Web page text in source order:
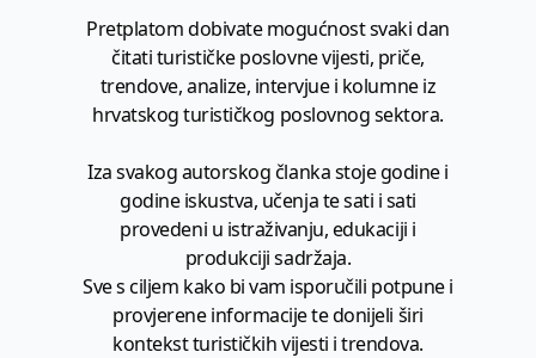
Pretplatom dobivate mogućnost svaki dan
čitati turističke poslovne vijesti, priče,
trendove, analize, intervjue i kolumne iz
hrvatskog turističkog poslovnog sektora.
Iza svakog autorskog članka stoje godine i
godine iskustva, učenja te sati i sati
provedeni u istraživanju, edukaciji i
produkciji sadržaja.
Sve s ciljem kako bi vam isporučili potpune i
provjerene informacije te donijeli širi
kontekst turističkih vijesti i trendova.